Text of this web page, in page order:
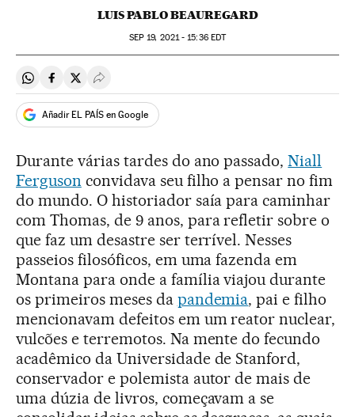
LUIS PABLO BEAUREGARD
SEP 19, 2021 - 15:36EDT
Compartir en Whatsapp
Compartir en Facebook
Compartir en Twitter
Desplegar Redes Sociales
Añadir EL PAÍS en Google
Durante várias tardes do ano passado,Niall
Ferguson convidava seu filho a pensar no fim
do mundo. O historiador saía para caminhar
com Thomas, de 9 anos, para refletir sobre o
que faz um desastre ser terrível. Nesses
passeios filosóficos, em uma fazenda em
Montana para onde a família viajou durante
os primeiros meses da pandemia, pai e filho
mencionavam defeitos em um reator nuclear,
vulcões e terremotos. Na mente do fecundo
acadêmico da Universidade de Stanford,
conservador e polemista autor de mais de
uma dúzia de livros, começavam a se